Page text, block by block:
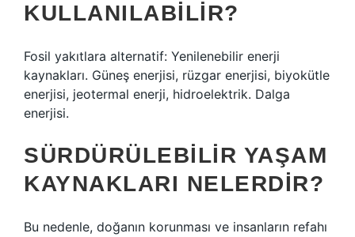
KULLANILABILIR?
Fosil yakıtlara alternatif: Yenilenebilir enerji
kaynakları. Güneş enerjisi, rüzgar enerjisi, biyokütle
enerjisi, jeotermal enerji, hidroelektrik. Dalga
enerjisi.
SÜRDÜRÜLEBILIR YAŞAM
KAYNAKLARI NELERDIR?
Bu nedenle, doğanın korunması ve insanların refahı